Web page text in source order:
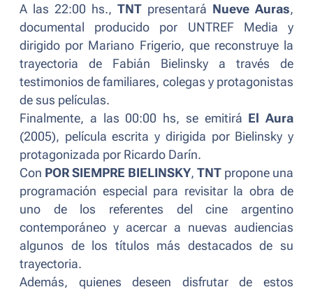
A las 22:00 hs., TNT presentará Nueve Auras,
documental producido por UNTREF Media y
dirigido por Mariano Frigerio, que reconstruye la
trayectoria de Fabián Bielinsky a través de
testimonios de familiares, colegas y protagonistas
de sus películas.
Finalmente, a las 00:00 hs, se emitirá El Aura
(2005), película escrita y dirigida por Bielinsky y
protagonizada por Ricardo Darín.
Con POR SIEMPRE BIELINSKY, TNT propone una
programación especial para revisitar la obra de
uno de los referentes del cine argentino
contemporáneo y acercar a nuevas audiencias
algunos de los títulos más destacados de su
trayectoria.
Además, quienes deseen disfrutar de estos